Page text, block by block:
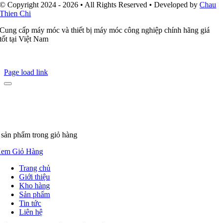
© Copyright 2024 - 2026 • All Rights Reserved • Developed byChau
Thien Chi
Cung cấp máy móc và thiết bị máy móc công nghiệp chính hãng giá
tốt tại Việt Nam
Page load link
phẩm trong giỏ hàng
Giỏ Hàng
Trang chủ
Giới thiệu
Kho hàng
Sản phẩm
Tin tức
Liên hệ